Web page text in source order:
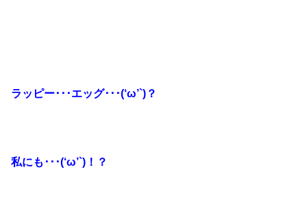
ラッピー･･･エッグ･･･(‘ω’`)？
私にも･･･(‘ω’`)！？